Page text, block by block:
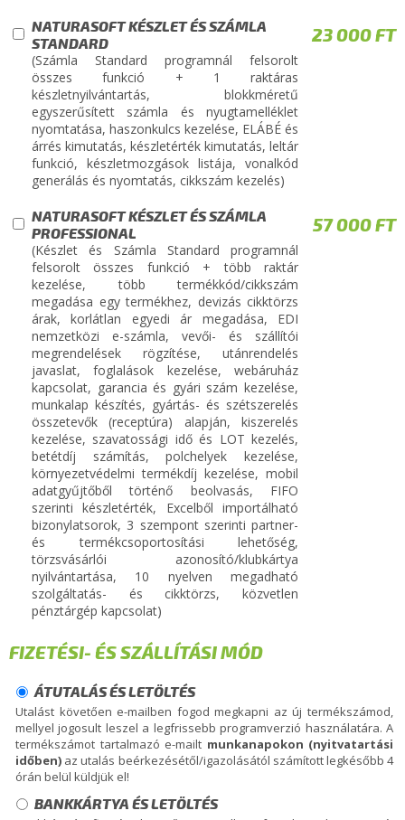
NATURASOFT KÉSZLET ÉS SZÁMLA
STANDARD
23 000 FT
(Számla Standard programnál felsorolt
összes funkció + 1 raktáras
készletnyilvántartás, blokkméretű
egyszerűsített számla és nyugtamelléklet
nyomtatása, haszonkulcs kezelése, ELÁBÉ és
árrés kimutatás, készletérték kimutatás, leltár
funkció, készletmozgások listája, vonalkód
generálás és nyomtatás, cikkszám kezelés)
NATURASOFT KÉSZLET ÉS SZÁMLA
PROFESSIONAL
57 000 FT
(Készlet és Számla Standard programnál
felsorolt összes funkció + több raktár
kezelése, több termékkód/cikkszám
megadása egy termékhez, devizás cikktörzs
árak, korlátlan egyedi ár megadása, EDI
nemzetközi e-számla, vevői- és szállítói
megrendelések rögzítése, utánrendelés
javaslat, foglalások kezelése, webáruház
kapcsolat, garancia és gyári szám kezelése,
munkalap készítés, gyártás- és szétszerelés
összetevők (receptúra) alapján, kiszerelés
kezelése, szavatossági idő és LOT kezelés,
betétdíj számítás, polchelyek kezelése,
környezetvédelmi termékdíj kezelése, mobil
adatgyűjtőből történő beolvasás, FIFO
szerinti készletérték, Excelből importálható
bizonylatsorok, 3 szempont szerinti partner-
és termékcsoportosítási lehetőség,
törzsvásárlói azonosító/klubkártya
nyilvántartása, 10 nyelven megadható
szolgáltatás- és cikktörzs, közvetlen
pénztárgép kapcsolat)
FIZETÉSI- ÉS SZÁLLÍTÁSI MÓD
ÁTUTALÁS ÉS LETÖLTÉS
Utalást követően e-mailben fogod megkapni az új termékszámod,
mellyel jogosult leszel a legfrissebb programverzió használatára. A
termékszámot tartalmazó e-mailt munkanapokon (nyitvatartási
időben) az utalás beérkezésétől/igazolásától számított legkésőbb 4
órán belül küldjük el!
BANKKÁRTYA ÉS LETÖLTÉS